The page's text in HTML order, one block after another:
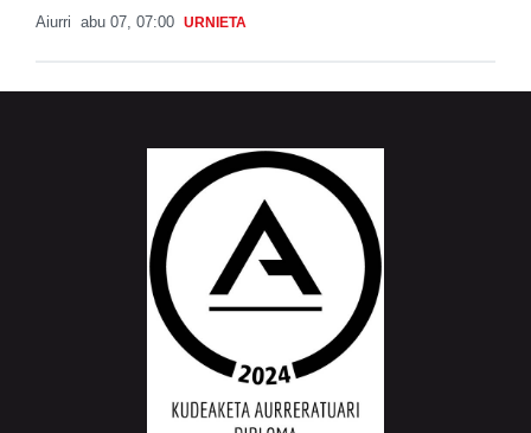
Aiurri abu 07, 07:00 URNIETA